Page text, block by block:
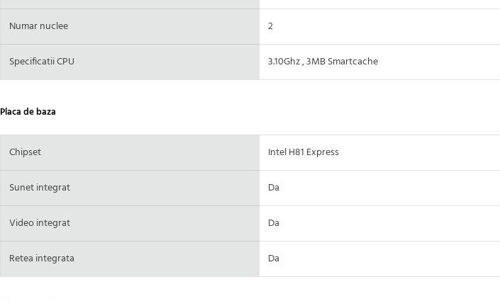
Numar nuclee 2
Specificatii CPU 3.10Ghz , 3MB Smartcache
Placa de baza
Chipset Intel H81 Express
Sunet integrat Da
Video integrat Da
Retea integrata Da